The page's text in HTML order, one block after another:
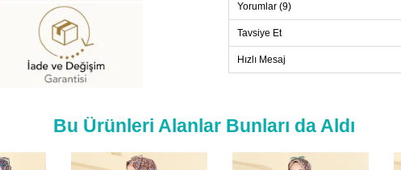
42
Yorumlar (9)
Tavsiye Et
Hızlı Mesaj
Bu Ürünleri Alanlar Bunları da Aldı